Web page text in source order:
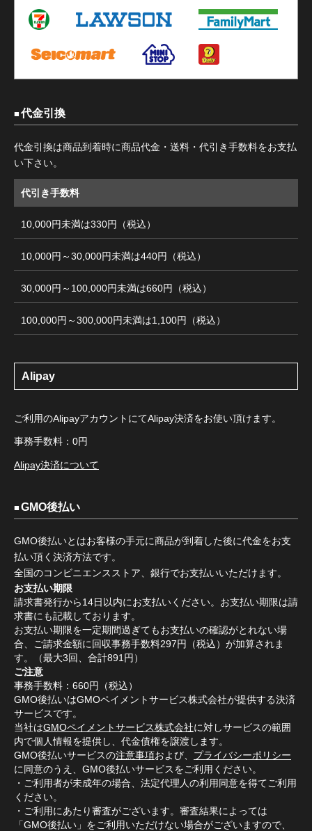
代金引換
代金引換は商品到着時に商品代金・送料・代引き手数料をお支払
い下さい。
代引き手数料
10,000円未満は330円（税込）
10,000円～30,000円未満は440円（税込）
30,000円～100,000円未満は660円（税込）
100,000円～300,000円未満は1,100円（税込）
Alipay
ご利用のAlipayアカウントにてAlipay決済をお使い頂けます。
事務手数料：0円
Alipay決済について
GMO後払い
GMO後払いとはお客様の手元に商品が到着した後に代金をお支
払い頂く決済方法です。
全国のコンビニエンスストア、銀行でお支払いいただけます。
お支払い期限
請求書発行から14日以内にお支払いください。お支払い期限は請
求書にも記載しております。
お支払い期限を一定期間過ぎてもお支払いの確認がとれない場
合、ご請求金額に回収事務手数料297円（税込）が加算されま
す。（最大3回、合計891円）
ご注意
事務手数料：660円（税込）
GMO後払いはGMOペイメントサービス株式会社が提供する決済
サービスです。
当社はGMOペイメントサービス株式会社に対しサービスの範囲
内で個人情報を提供し、代金債権を譲渡します。
GMO後払いサービスの注意事項および、 プライバシーポリシー
に同意のうえ、GMO後払いサービスをご利用ください。
・ご利用者が未成年の場合、法定代理人の利用同意を得てご利用
ください。
・ご利用にあたり審査がございます。審査結果によっては
「GMO後払い」をご利用いただけない場合がございますので、